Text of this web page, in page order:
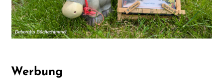
Werbung